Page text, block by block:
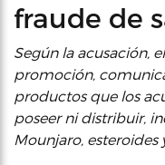
fraude de
Según la acusación,
promoción,
productos que los
poseer ni distribuir,
Mounjaro, esteroides